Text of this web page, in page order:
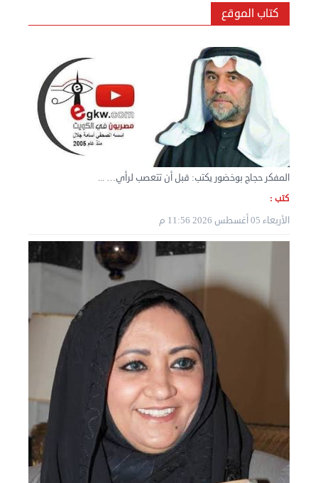
نقل عفش المنطقه العاشره 50636444 فك وتركيب ...
السبت 07 سبتمبر 2024 04:08 م
كتاب الموقع
المفكر حجاج بوخضور يكتب: قبل أن تتعصب لرأي… ...
كتب :
الأربعاء 05 أغسطس 2026 11:56 م